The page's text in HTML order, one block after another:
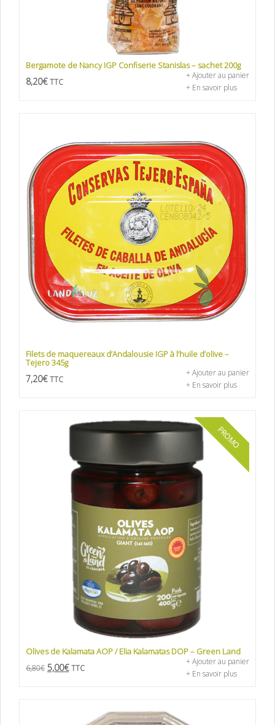
Bergamote de Nancy IGP Confiserie Stanislas – sachet 200g
8,20€ TTC
+ Ajouter au panier
+ En savoir plus
Filets de maquereaux d’Andalousie IGP à l’huile d’olive –
Tejero 345g
7,20€ TTC
+ Ajouter au panier
+ En savoir plus
PROMO
Olives de Kalamata AOP / Elia Kalamatas DOP – Green Land
6,80€ 5,00€ TTC
+ Ajouter au panier
+ En savoir plus